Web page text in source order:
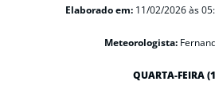
Elaborado em: 11/02/2026 às
Meteorologista:
QUARTA-FEIRA